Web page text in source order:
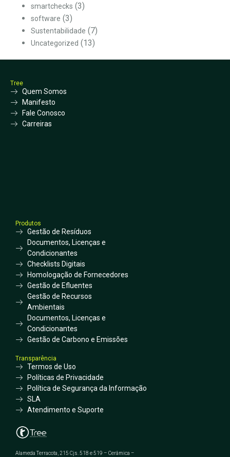
smartchecks (3)
software (3)
Sustentabilidade (7)
Uncategorized (13)
Tree
Quem Somos
Manifesto
Fale Conosco
Carreiras
Produtos
Gestão de Resíduos
Documentos, Licenças e
Condicionantes
Checklists Digitais
Homologação de Fornecedores
Gestão de Efluentes
Gestão de Recursos
Ambientais
Documentos, Licenças e
Condicionantes
Gestão de Carbono e Emissões
Transparência
Termos de Uso
Políticas de Privacidade
Política de Segurança da Informação
SLA
Atendimento e Suporte
Alameda Terracota, 215 Cjs. 518 e 519 – Cerâmica –